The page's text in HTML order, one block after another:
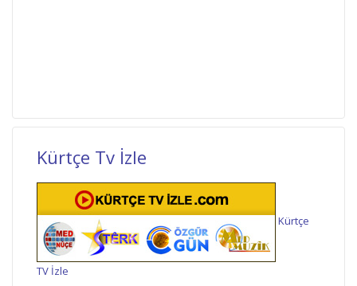
Kürtçe Tv İzle
Kürtçe
TV İzle